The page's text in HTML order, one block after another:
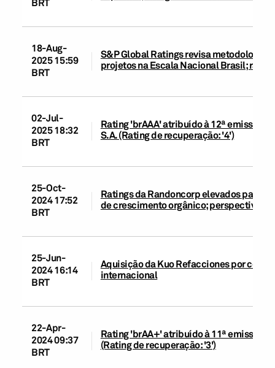
18-Aug-
2025 15:59
BRT
S&P Global Ratings revisa
projetos na Escala Nacional Brasil;
02-Jul-
2025 18:32
BRT
Rating 'brAAA' atribuído à 12ª emissão
S.A. (Rating de recuperação: '4')
25-Oct-
2024 17:52
BRT
Ratings da Randoncorp elevados para
de crescimento orgânico; perspectiva
25-Jun-
2024 16:14
BRT
Aquisição da Kuo Refacciones por
internacional
22-Apr-
2024 09:37
BRT
Rating 'brAA+' atribuído à 11ª emissão
(Rating de recuperação: '3')